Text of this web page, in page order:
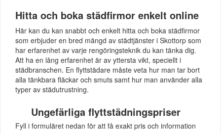
Hitta och boka städfirmor enkelt online
Här kan du kan snabbt och enkelt hitta och boka städfirmor
som erbjuder en bred mängd av städtjänster i Skottorp som
har erfarenhet av varje rengöringsteknik du kan tänka dig.
Att ha en lång erfarenhet är av yttersta vikt, speciellt i
städbranschen. En flyttstädare måste veta hur man tar bort
alla tänkbara fläckar och smuts samt hur man använder alla
typer av städutrustning.
Ungefärliga flyttstädningspriser
Fyll i formuläret nedan för att få exakt pris och information